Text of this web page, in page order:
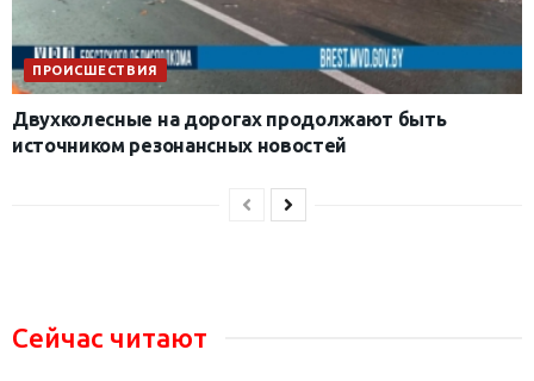
ПРОИСШЕСТВИЯ
Двухколесные на дорогах продолжают быть
источником резонансных новостей
Сейчас читают